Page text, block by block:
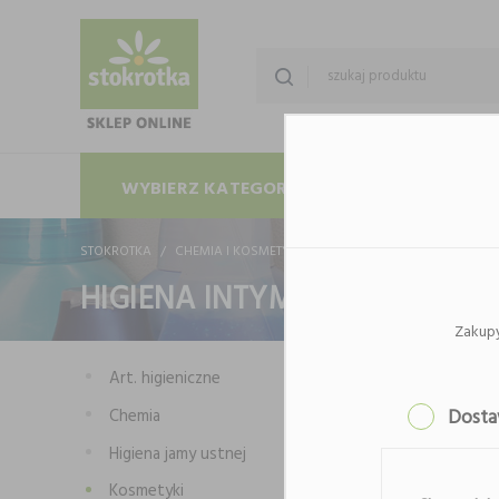
WYBIERZ KATEGORIĘ
STOKROTKA CHEMIA I KOSMETYKI
HIGIENA INTYMNA
Art. higieniczne
Chemia
Higiena jamy ustnej
Kosmetyki